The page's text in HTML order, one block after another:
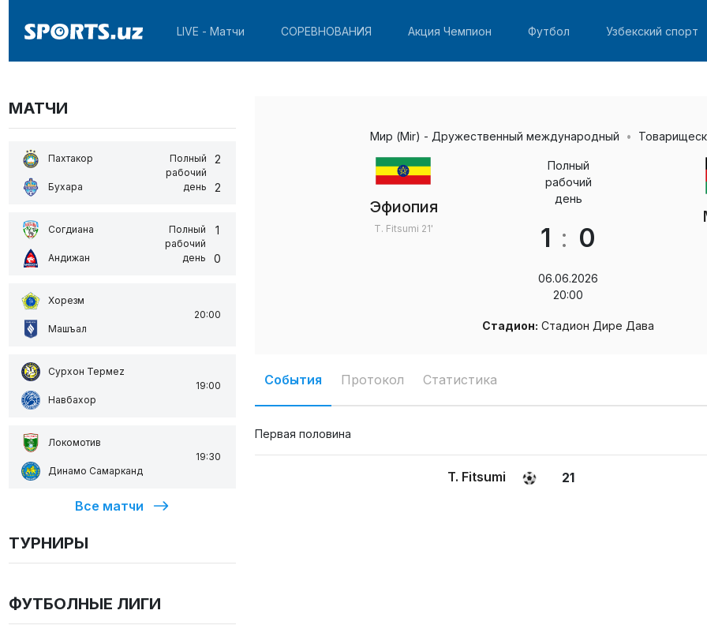
LIVE - Матчи СОРЕВНОВАНИЯ Акция Чемпион Футбол Узбекский спорт
МАТЧИ
Пахтакор
Бухара
Полный
рабочий
день
2
2
Согдиана
Андижан
Полный
рабочий
день
1
0
Хорезм
Машъал
20:00
Сурхон Термеz
Навбахор
19:00
Локомотив
Динамо Самарканд
19:30
Все матчи
ТУРНИРЫ
ФУТБОЛНЫЕ ЛИГИ
Мир (Mir) - Дружественный международный
Эфиопия
T. Fitsumi 21'
Полный
рабочий
день
1 : 0
06.06.2026
20:00
Стадион: Стадион Дире Дава
События Протокол Статистика
Первая половина
21
T. Fitsumi